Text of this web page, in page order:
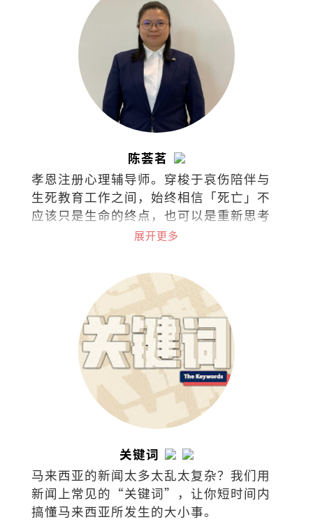
陈荟茗
孝恩注册心理辅导师。穿梭于哀伤陪伴与
生死教育工作之间，始终相信「死亡」不
应该只是生命的终点，也可以是重新思考
与理解生命与关系的起点。
展开更多
关键词
马来西亚的新闻太多太乱太复杂？我们用
新闻上常见的“关键词”，让你短时间内
搞懂马来西亚所发生的大小事。